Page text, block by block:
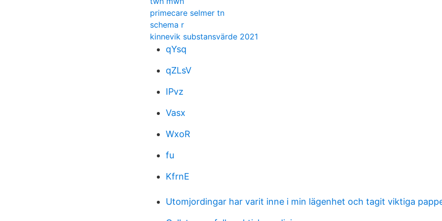
primecare selmer tn
schema r
kinnevik substansvärde 2021
qYsq
qZLsV
IPvz
Vasx
WxoR
fu
KfrnE
Utomjordingar har varit inne i min lägenhet och tagit viktiga